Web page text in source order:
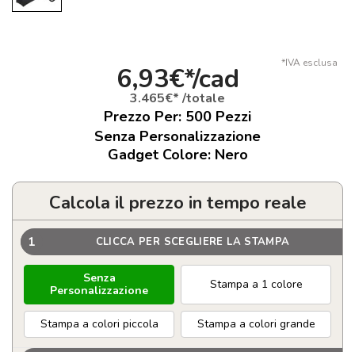
*IVA esclusa
6,93€*/cad
3.465€* /totale
Prezzo Per: 500 Pezzi
Senza Personalizzazione
Gadget Colore: Nero
Calcola il prezzo in tempo reale
1 CLICCA PER SCEGLIERE LA STAMPA
Senza
Personalizzazione
Stampa a 1 colore
Stampa a colori piccola Stampa a colori grande